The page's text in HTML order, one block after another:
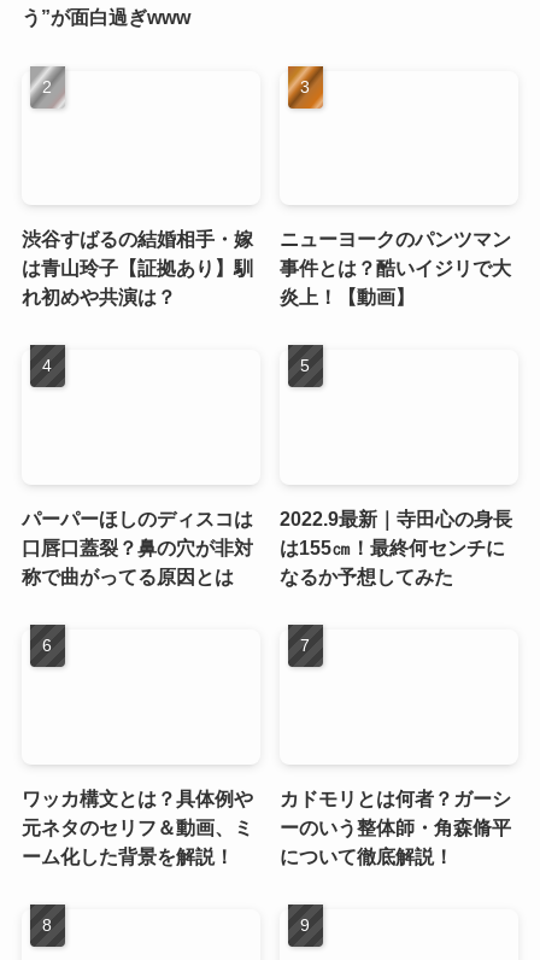
う”が面白過ぎwww
渋谷すばるの結婚相手・嫁
は青山玲子【証拠あり】馴
れ初めや共演は？
ニューヨークのパンツマン
事件とは？酷いイジリで大
炎上！【動画】
パーパーほしのディスコは
口唇口蓋裂？鼻の穴が非対
称で曲がってる原因とは
2022.9最新｜寺田心の身長
は155㎝！最終何センチに
なるか予想してみた
ワッカ構文とは？具体例や
元ネタのセリフ＆動画、ミ
ーム化した背景を解説！
カドモリとは何者？ガーシ
ーのいう整体師・角森脩平
について徹底解説！